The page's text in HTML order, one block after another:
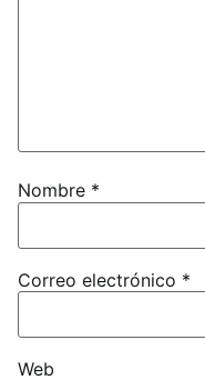
Nombre *
Correo electrónico *
Web